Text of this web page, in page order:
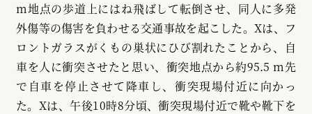
m地点の歩道上にはね飛ばして転倒させ、同人に多発
外傷等の傷害を負わせる交通事故を起こした。Xは、フ
ロントガラスがくもの巣状にひび割れたことから、自
車を人に衝突させたと思い、衝突地点から約95.5 m先
で自車を停止させて降車し、衝突現場付近に向かっ
た。Xは、午後10時8分頃、衝突現場付近で靴や靴下を